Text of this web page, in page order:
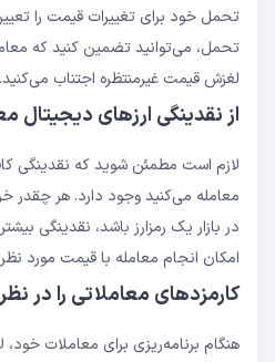
تحمل خود برای تغییرات قیمت را
تحمل، می‌توانید تضمین کنید که
لغزش قیمت غیرمنتظره اجتناب می‌کنید.
از نقدینگی ارزهای
لازم است مطمئن شوید که نقدینگی
معامله می‌کنید وجود دارد. هر چقدر
در بازار یک رمزارز باشد، نقدینگی
امکان انجام معامله با قیمت مورد
کارمزدهای معاملاتی را در
هنگام برنامه‌ریزی برای معاملات